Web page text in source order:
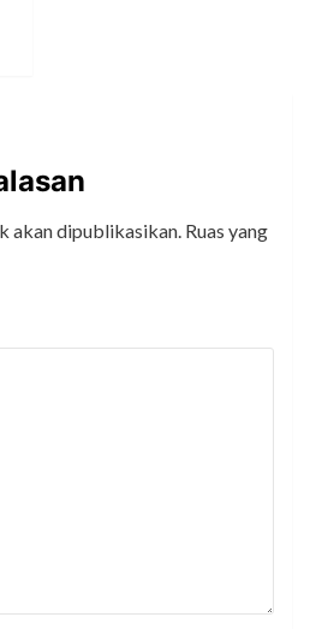
akan dipublikasikan. Ruas yang